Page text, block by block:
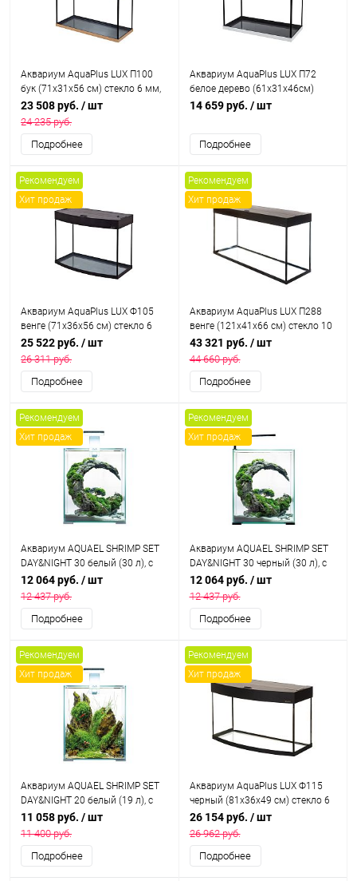
Аквариум AquaPlus LUX П100
бук (71х31х56 см) стекло 6 мм,
прямоугольный, 92 л., с
лампами Т8 2х18 Вт, аквар.
коврик
23 508 руб. / шт
24 235 руб.
Подробнее
Аквариум AquaPlus LUX П72
белое дерево (61х31х46см)
стекло 5мм, прямоугольный, 64
14 659 руб. / шт
Подробнее
Рекомендуем
Хит продаж
Аквариум AquaPlus LUX Ф105
венге (71х36х56 см) стекло 6
мм, фигурный, 99 л., с лампами
Т8 2х18 Вт, аквар. коврик
25 522 руб. / шт
26 311 руб.
Подробнее
Рекомендуем
Хит продаж
Аквариум AquaPlus LUX П288
венге (121х41х66 см) стекло 10
мм, прямоугольный, 254 л., с
лампами Т8 2х38 Вт, аквар.
коврик
43 321 руб. / шт
44 660 руб.
Подробнее
Рекомендуем
Хит продаж
Aквариум AQUAEL SHRIMP SET
DAY&NIGHT 30 белый (30 л), с
оборудованием
12 064 руб. / шт
12 437 руб.
Подробнее
Рекомендуем
Хит продаж
Aквариум AQUAEL SHRIMP SET
DAY&NIGHT 30 черный (30 л), с
оборудованием
12 064 руб. / шт
12 437 руб.
Подробнее
Рекомендуем
Хит продаж
Aквариум AQUAEL SHRIMP SET
DAY&NIGHT 20 белый (19 л), с
оборудованием
11 058 руб. / шт
11 400 руб.
Подробнее
Рекомендуем
Хит продаж
Аквариум AquaPlus LUX Ф115
черный (81х36х49 см) стекло 6
мм, фигурный, 98 л., с лампами
Т8 2х18Вт, аквар. коврик
26 154 руб. / шт
26 962 руб.
Подробнее